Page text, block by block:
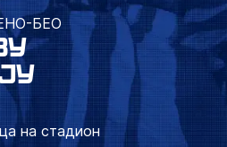
БЕО
на стадион